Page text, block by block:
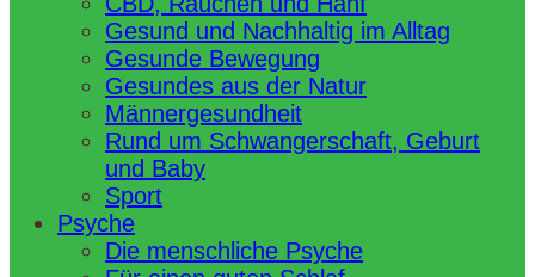
Gesund und Nachhaltig im Alltag
Gesunde Bewegung
Gesundes aus der Natur
Männergesundheit
Rund um Schwangerschaft, Geburt
und Baby
Sport
Psyche
Die menschliche Psyche